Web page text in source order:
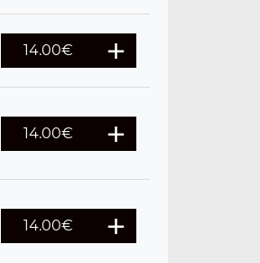
14.00€
14.00€
14.00€